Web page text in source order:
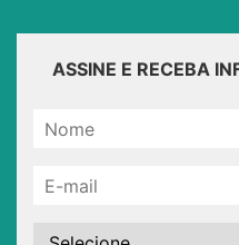
ASSINE E RECEBA